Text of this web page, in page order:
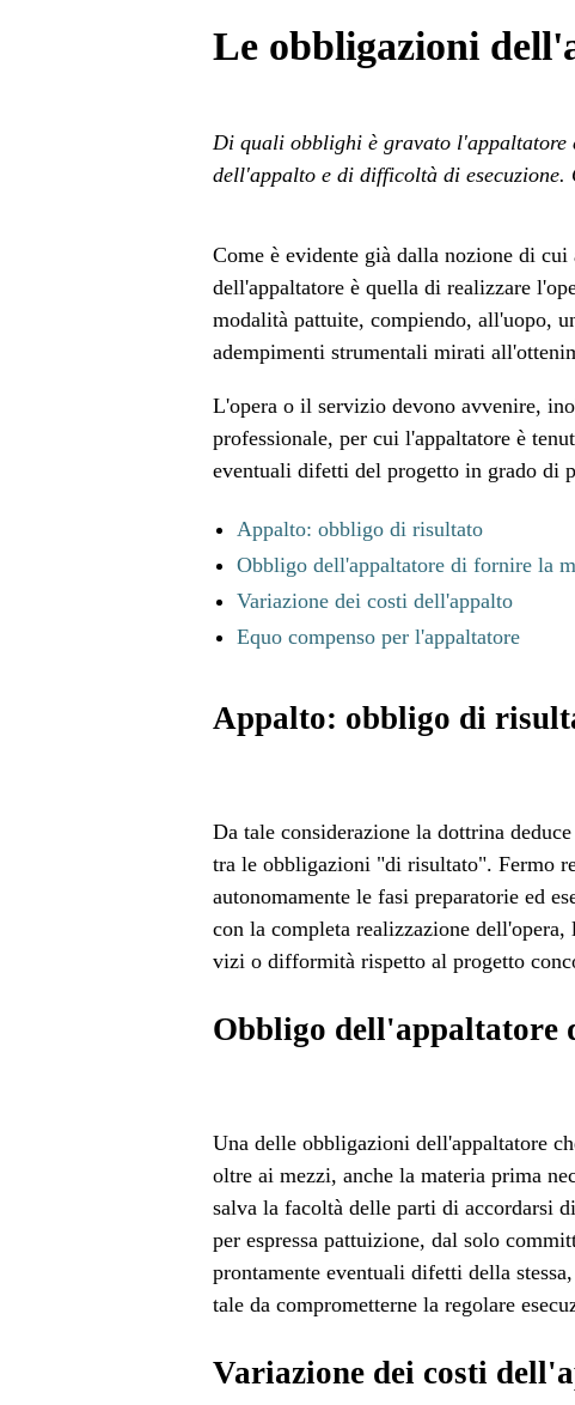
Le obbligazioni
Di quali obblighi è gravato l'appaltatore
dell'appalto e di difficoltà di
Come è evidente già dalla nozione di
dell'appaltatore è quella di realizzare
modalità pattuite, compiendo, all'uopo,
adempimenti strumentali mirati
L'opera o il servizio devono avvenire,
professionale, per cui l'appaltatore è
eventuali difetti del progetto in grado di
Appalto: obbligo di risultato
Obbligo dell'appaltatore di fornire la
Variazione dei costi dell'appalto
Equo compenso per l'appaltatore
Appalto: obbligo di
Da tale considerazione la dottrina
tra le obbligazioni "di risultato". Fermo
autonomamente le fasi preparatorie ed
con la completa realizzazione
vizi o difformità rispetto al progetto
Obbligo dell'appaltatore
Una delle obbligazioni dell'appaltatore
oltre ai mezzi, anche la materia prima
salva la facoltà delle parti di accordarsi
per espressa pattuizione, dal solo
prontamente eventuali difetti della
tale da comprometterne la regolare
Variazione dei costi